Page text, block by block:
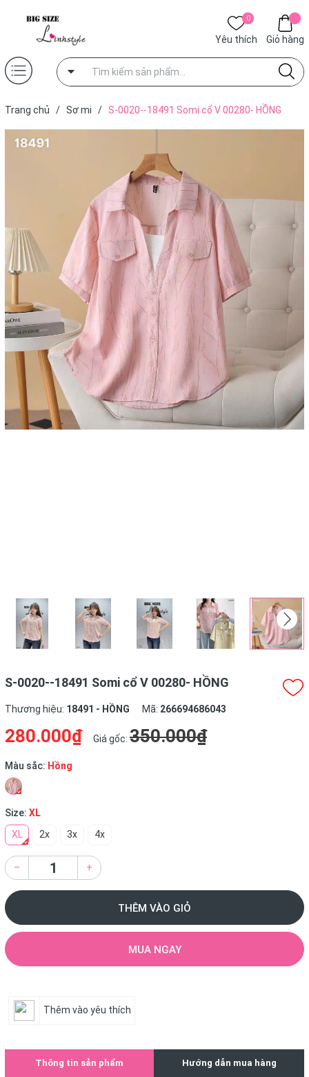
0
Yêu thích Giỏ hàng
Trang chủ / Sơ mi / S-0020--18491 Somi cổ V 00280- HỒNG
S-0020--18491 Somi cổ V 00280- HỒNG
Thương hiệu: 18491 - HỒNG Mã: 266694686043
280.000₫ Giá gốc: 350.000₫
Màu sắc: Hồng
Size: XL
XL
2x 3x 4x
– +
THÊM VÀO GIỎ
MUA NGAY
Thêm vào yêu thích
Thông tin sản phẩm Hướng dẫn mua hàng